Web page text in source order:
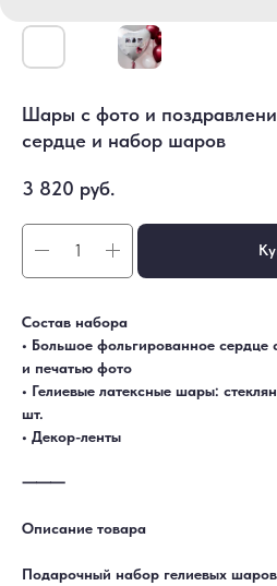
Шары с фото и
сердце и набор шаров
3 820 руб.
Состав набора
• Большое фольгированное
и печатью фото
• Гелиевые латексные шары:
шт.
• Декор-ленты
⸻
Описание товара
Подарочный набор гелиевых